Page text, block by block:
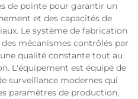
de pointe pour garantir un
et des capacités de
Le système de fabrication
mécanismes contrôlés par
qualité constante tout au
L'équipement est équipé de
surveillance modernes qui
paramètres de production,